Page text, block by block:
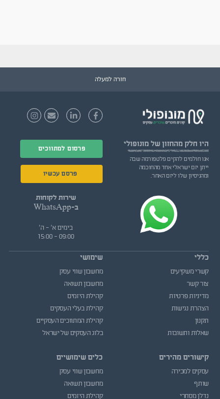
חזרה למעלה
היו חלק מהחזון של מונופולי
אנו חולמים להקים פלטפורמה שבה
ייתן יזם ישראלי אחד מהחוכמה
ומהניסיון שלו ליזם האחר.
פרסום למתווכים
פרסם עכשיו
שירות לקוחות
ב-WhatsApp
בימים א' - ה'
09:00 - 15:00
כללי
קשרי משקיעים
צור קשר
מדיניות פרטיות
הצהרת נגישות
תקנון
שאלות ותשובות
קישורים מהירים
עסקים למכירה
שותף
נדלן מסחרי
שימושי
מחשבון שווי עסק
מחשבון תשואה
קהילת היזמים
קהילת בעלי העסקים
קהילת המתווכים העסקיים
בלוג העסקים של ישראל
כלים שימושיים
מחשבון שווי עסק
מחשבון תשואה
קהילת היזמים